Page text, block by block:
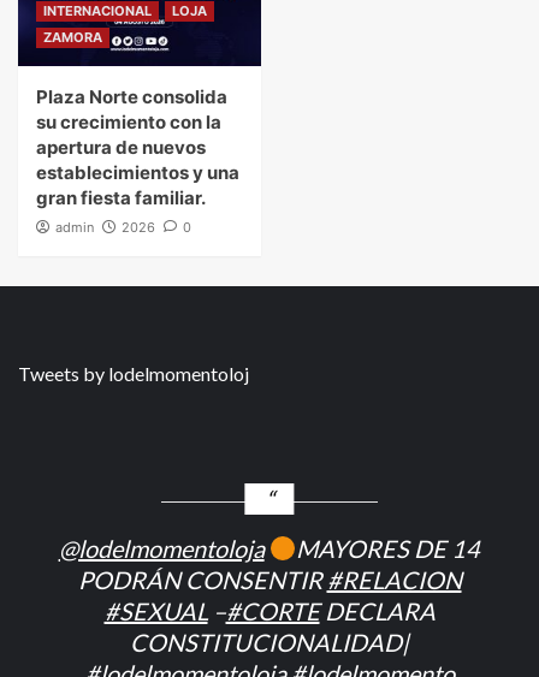
INTERNACIONAL
LOJA
ZAMORA
Plaza Norte consolida
su crecimiento con la
apertura de nuevos
establecimientos y una
gran fiesta familiar.
admin 2026 0
Tweets by lodelmomentoloj
@lodelmomentoloja
MAYORES DE 14
PODRÁN CONSENTIR#RELACION
#SEXUAL–#CORTEDECLARA
CONSTITUCIONALIDAD|